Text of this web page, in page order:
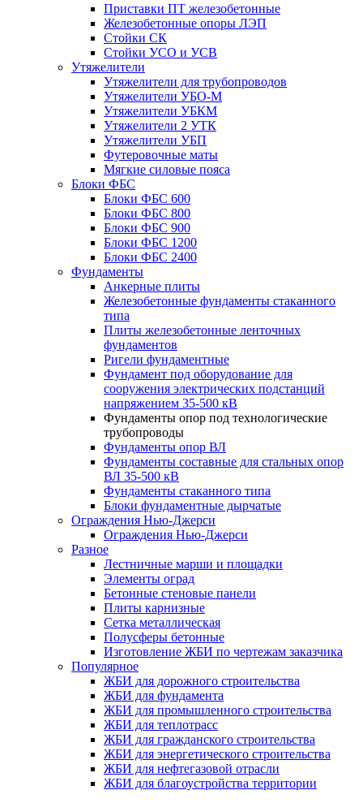
Приставки ПТ железобетонные
Железобетонные опоры ЛЭП
Стойки СК
Стойки УСО и УСВ
Утяжелители
Утяжелители для трубопроводов
Утяжелители УБО-М
Утяжелители УБКМ
Утяжелители 2 УТК
Утяжелители УБП
Футеровочные маты
Мягкие силовые пояса
Блоки ФБС
Блоки ФБС 600
Блоки ФБС 800
Блоки ФБС 900
Блоки ФБС 1200
Блоки ФБС 2400
Фундаменты
Анкерные плиты
Железобетонные фундаменты стаканного
типа
Плиты железобетонные ленточных
фундаментов
Ригели фундаментные
Фундамент под оборудование для
сооружения электрических подстанций
напряжением 35-500 кВ
Фундаменты опор под технологические
трубопроводы
Фундаменты опор ВЛ
Фундаменты составные для стальных опор
ВЛ 35-500 кВ
Фундаменты стаканного типа
Блоки фундаментные дырчатые
Ограждения Нью-Джерси
Ограждения Нью-Джерси
Разное
Лестничные марши и площадки
Элементы оград
Бетонные стеновые панели
Плиты карнизные
Сетка металлическая
Полусферы бетонные
Изготовление ЖБИ по чертежам заказчика
Популярное
ЖБИ для дорожного строительства
ЖБИ для фундамента
ЖБИ для промышленного строительства
ЖБИ для теплотрасс
ЖБИ для гражданского строительства
ЖБИ для энергетического строительства
ЖБИ для нефтегазовой отрасли
ЖБИ для благоустройства территории